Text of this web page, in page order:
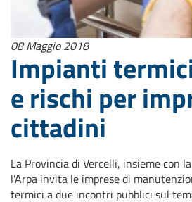
08 Maggio 2018
Impianti
e rischi per
cittadini
La Provincia di Vercelli, insieme con
l'Arpa invita le imprese di
termici a due incontri pubblici sul